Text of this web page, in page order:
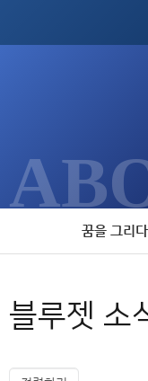
꿈을 그리다
블루젯 소